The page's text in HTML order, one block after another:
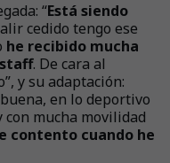
“Está siendo
cedido tengo ese
he recibido mucha
. De cara al
y su adaptación:
en lo deportivo
con mucha movilidad
contento cuando he